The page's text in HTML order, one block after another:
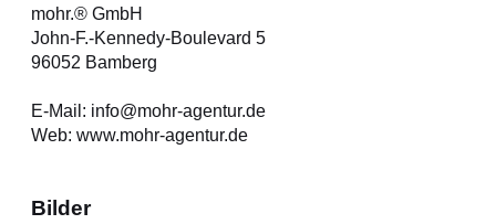
mohr.® GmbH
John-F.-Kennedy-Boulevard 5
96052 Bamberg
E-Mail: info@mohr-agentur.de
Web: www.mohr-agentur.de
Bilder